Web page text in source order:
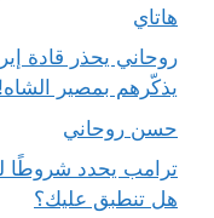
هاتاي
روحاني يحذر قادة
يذكّرهم بمصير الشاه!
حسن روحاني
ترامب يحدد شروطًا
هل تنطبق عليك؟